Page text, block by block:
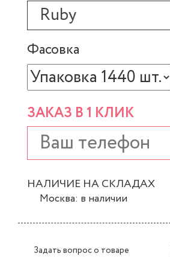
Ruby
Фасовка
ЗАКАЗ В 1 КЛИК
НАЛИЧИЕ НА СКЛАДАХ
Москва: в наличии
Задать вопрос о товаре